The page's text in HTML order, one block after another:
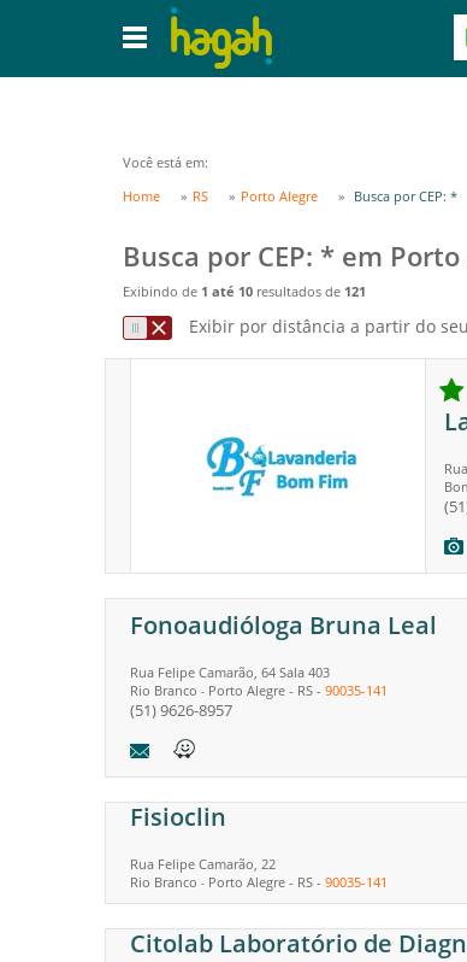
Você está em:
Home
RS Porto Alegre Busca por CEP: *
Busca por CEP: * em Porto
Exibindo de 1 até 10 resultados de 121
Exibir por distância a partir do
Fonoaudióloga Bruna Leal
Rua Felipe Camarão, 64 Sala 403
Rio Branco - Porto Alegre - RS - 90035-141
(51) 9626-8957
Fisioclin
Rua Felipe Camarão, 22
Rio Branco - Porto Alegre - RS - 90035-141
Citolab Laboratório de